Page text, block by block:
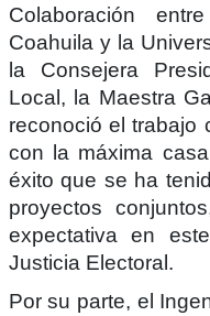
Colaboración
Coahuila y la
la Consejera
Local, la Maestra
reconoció el trabajo
con la máxima
éxito que se ha
proyectos
expectativa en
Justicia Electoral.
Por su parte, el